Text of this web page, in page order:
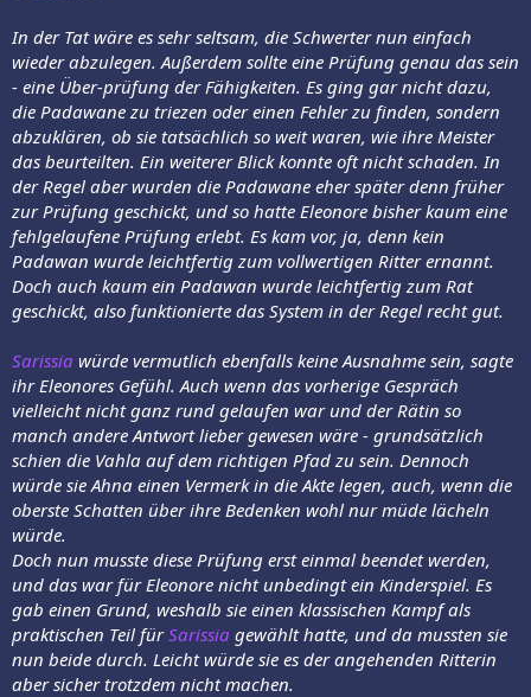
In der Tat wäre es sehr seltsam, die Schwerter nun einfach
wieder abzulegen. Außerdem sollte eine Prüfung genau das sein
- eine Über-prüfung der Fähigkeiten. Es ging gar nicht dazu,
die Padawane zu triezen oder einen Fehler zu finden, sondern
abzuklären, ob sie tatsächlich so weit waren, wie ihre Meister
das beurteilten. Ein weiterer Blick konnte oft nicht schaden. In
der Regel aber wurden die Padawane eher später denn früher
zur Prüfung geschickt, und so hatte Eleonore bisher kaum eine
fehlgelaufene Prüfung erlebt. Es kam vor, ja, denn kein
Padawan wurde leichtfertig zum vollwertigen Ritter ernannt.
Doch auch kaum ein Padawan wurde leichtfertig zum Rat
geschickt, also funktionierte das System in der Regel recht gut.
Sarissia würde vermutlich ebenfalls keine Ausnahme sein, sagte
ihr Eleonores Gefühl. Auch wenn das vorherige Gespräch
vielleicht nicht ganz rund gelaufen war und der Rätin so
manch andere Antwort lieber gewesen wäre - grundsätzlich
schien die Vahla auf dem richtigen Pfad zu sein. Dennoch
würde sie Ahna einen Vermerk in die Akte legen, auch, wenn die
oberste Schatten über ihre Bedenken wohl nur müde lächeln
würde.
Doch nun musste diese Prüfung erst einmal beendet werden,
und das war für Eleonore nicht unbedingt ein Kinderspiel. Es
gab einen Grund, weshalb sie einen klassischen Kampf als
praktischen Teil fürSarissia gewählt hatte, und da mussten sie
nun beide durch. Leicht würde sie es der angehenden Ritterin
aber sicher trotzdem nicht machen.